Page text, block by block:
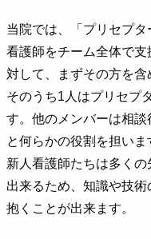
当院では、「プリセプ
看護師をチーム全体で
対して、まずその方を含
そのうち1人はプリセプ
す。他のメンバーは相
と何らかの役割を担いま
新人看護師たちは多く
出来るため、知識や技
抱くことが出来ます。